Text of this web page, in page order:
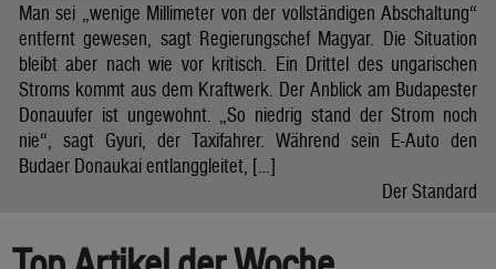
Man sei „wenige Millimeter von der vollständigen Abschaltung“
entfernt gewesen, sagt Regierungschef Magyar. Die Situation
bleibt aber nach wie vor kritisch. Ein Drittel des ungarischen
Stroms kommt aus dem Kraftwerk. Der Anblick am Budapester
Donauufer ist ungewohnt. „So niedrig stand der Strom noch
nie“, sagt Gyuri, der Taxifahrer. Während sein E-Auto den
Budaer Donaukai entlanggleitet, […]
Der Standard